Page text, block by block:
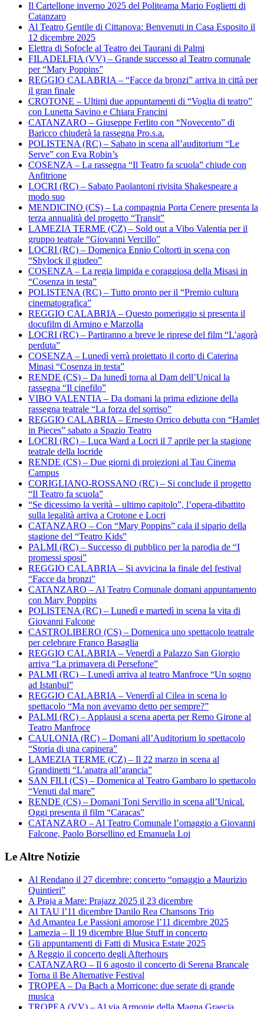
Il Cartellone inverno 2025 del Politeama Mario Foglietti di
Catanzaro
Al Teatro Gentile di Cittanova: Benvenuti in Casa Esposito il
12 dicembre 2025
Elettra di Sofocle al Teatro dei Taurani di Palmi
FILADELFIA (VV) – Grande successo al Teatro comunale
per “Mary Poppins”
REGGIO CALABRIA – “Facce da bronzi” arriva in città per
il gran finale
CROTONE – Ultimi due appuntamenti di “Voglia di teatro”
con Lunetta Savino e Chiara Francini
CATANZARO – Giuseppe Ferlito con “Novecento” di
Baricco chiuderà la rassegna Pro.s.a.
POLISTENA (RC) – Sabato in scena all’auditorium “Le
Serve” con Eva Robin’s
COSENZA – La rassegna “Il Teatro fa scuola” chiude con
Anfitrione
LOCRI (RC) – Sabato Paolantoni rivisita Shakespeare a
modo suo
MENDICINO (CS) – La compagnia Porta Cenere presenta la
terza annualità del progetto “Transit”
LAMEZIA TERME (CZ) – Sold out a Vibo Valentia per il
gruppo teatrale “Giovanni Vercillo”
LOCRI (RC) – Domenica Ennio Coltorti in scena con
“Shylock il giudeo”
COSENZA – La regia limpida e coraggiosa della Misasi in
“Cosenza in testa”
POLISTENA (RC) – Tutto pronto per il “Premio cultura
cinematografica”
REGGIO CALABRIA – Questo pomeriggio si presenta il
docufilm di Armino e Marzolla
LOCRI (RC) – Partiranno a breve le riprese del film “L’agorà
perduta”
COSENZA – Lunedì verrà proiettato il corto di Caterina
Minasi “Cosenza in testa”
RENDE (CS) – Da lunedì torna al Dam dell’Unical la
rassegna “Il cinefilo”
VIBO VALENTIA – Da domani la prima edizione della
rassegna teatrale “La forza del sorriso”
REGGIO CALABRIA – Ernesto Orrico debutta con “Hamlet
in Pieces” sabato a Spazio Teatro
LOCRI (RC) – Luca Ward a Locri il 7 aprile per la stagione
teatrale della locride
RENDE (CS) – Due giorni di proiezioni al Tau Cinema
Campus
CORIGLIANO-ROSSANO (RC) – Si conclude il progetto
“Il Teatro fa scuola”
“Se dicessimo la verità – ultimo capitolo”, l’opera-dibattito
sulla legalità arriva a Crotone e Locri
CATANZARO – Con “Mary Poppins” cala il sipario della
stagione del “Teatro Kids”
PALMI (RC) – Successo di pubblico per la parodia de “I
promessi sposi”
REGGIO CALABRIA – Si avvicina la finale del festival
“Facce da bronzi”
CATANZARO – Al Teatro Comunale domani appuntamento
con Mary Poppins
POLISTENA (RC) – Lunedì e martedì in scena la vita di
Giovanni Falcone
CASTROLIBERO (CS) – Domenica uno spettacolo teatrale
per celebrare Franco Basaglia
REGGIO CALABRIA – Venerdì a Palazzo San Giorgio
arriva “La primavera di Persefone”
PALMI (RC) – Lunedì arriva al teatro Manfroce “Un sogno
ad Istanbul”
REGGIO CALABRIA – Venerdì al Cilea in scena lo
spettacolo “Ma non avevamo detto per sempre?”
PALMI (RC) – Applausi a scena aperta per Remo Girone al
Teatro Manfroce
CAULONIA (RC) – Domani all’Auditorium lo spettacolo
“Storia di una capinera”
LAMEZIA TERME (CZ) – Il 22 marzo in scena al
Grandinetti “L’anatra all’arancia”
SAN FILI (CS) – Domenica al Teatro Gambaro lo spettacolo
“Venuti dal mare”
RENDE (CS) – Domani Toni Servillo in scena all’Unical.
Oggi presenta il film “Caracas”
CATANZARO – Al Teatro Comunale l’omaggio a Giovanni
Falcone, Paolo Borsellino ed Emanuela Loi
Le Altre Notizie
Al Rendano il 27 dicembre: concerto “omaggio a Maurizio
Quintieri”
A Praja a Mare: Prajazz 2025 il 23 dicembre
Al TAU l’11 dicembre Danilo Rea Chansons Trio
Ad Amantea Le Passioni amorose l’11 dicembre 2025
Lamezia – Il 19 dicembre Blue Stuff in concerto
Gli appuntamenti di Fatti di Musica Estate 2025
A Reggio il concerto degli Afterhours
CATANZARO – Il 6 agosto il concerto di Serena Brancale
Torna il Be Alternative Festival
TROPEA – Da Bach a Morricone: due serate di grande
musica
TROPEA (VV) – Al via Armonie della Magna Graecia